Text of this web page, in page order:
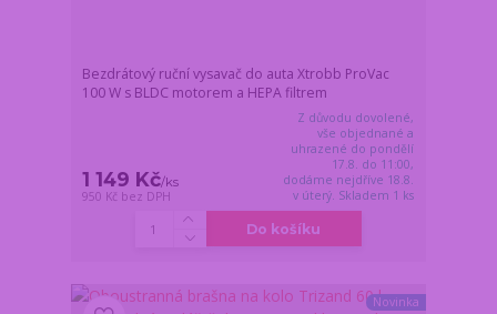
Bezdrátový ruční vysavač do auta Xtrobb ProVac
100 W s BLDC motorem a HEPA filtrem
1 149 Kč/ks
950 Kč bez DPH
Z důvodu dovolené,
vše objednané a
uhrazené do pondělí
17.8. do 11:00,
dodáme nejdříve 18.8.
v úterý. Skladem 1 ks
Do košíku
Novinka